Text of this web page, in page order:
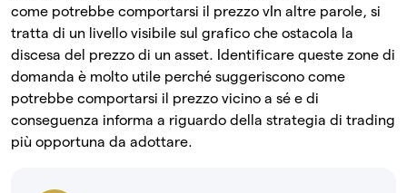
come potrebbe comportarsi il prezzo vIn altre parole, si
tratta di un livello visibile sul grafico che ostacola la
discesa del prezzo di un asset. Identificare queste zone di
domanda è molto utile perché suggeriscono come
potrebbe comportarsi il prezzo vicino a sé e di
conseguenza informa a riguardo della strategia di trading
più opportuna da adottare.